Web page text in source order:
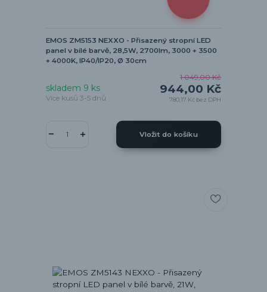
EMOS ZM5153 NEXXO - Přisazený stropní LED
panel v bílé barvě, 28,5W, 2700lm, 3000 + 3500
+ 4000K, IP40/IP20, Ø 30cm
1 049,00 Kč
944,00 Kč
780,17 Kč bez DPH
skladem 9 ks
Více kusů 3-5 dnů
Vložit do košíku